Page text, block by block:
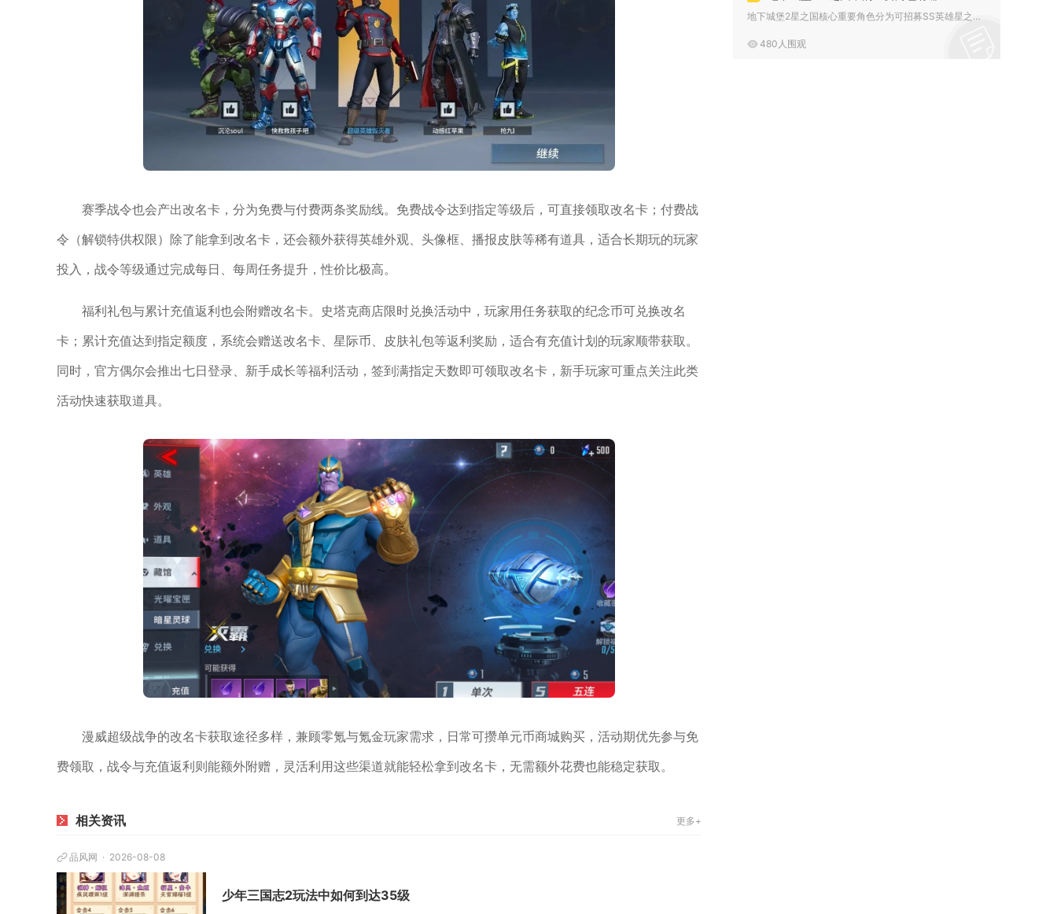
赛季战令也会产出改名卡，分为免费与付费两条奖励线。免费战令达到指定等级后，可直接领取改名卡；付费战
令（解锁特供权限）除了能拿到改名卡，还会额外获得英雄外观、头像框、播报皮肤等稀有道具，适合长期玩的玩家
投入，战令等级通过完成每日、每周任务提升，性价比极高。
福利礼包与累计充值返利也会附赠改名卡。史塔克商店限时兑换活动中，玩家用任务获取的纪念币可兑换改名
卡；累计充值达到指定额度，系统会赠送改名卡、星际币、皮肤礼包等返利奖励，适合有充值计划的玩家顺带获取。
同时，官方偶尔会推出七日登录、新手成长等福利活动，签到满指定天数即可领取改名卡，新手玩家可重点关注此类
活动快速获取道具。
漫威超级战争的改名卡获取途径多样，兼顾零氪与氪金玩家需求，日常可攒单元币商城购买，活动期优先参与免
费领取，战令与充值返利则能额外附赠，灵活利用这些渠道就能轻松拿到改名卡，无需额外花费也能稳定获取。
相关资讯 更多+
品风网 2026-08-08
少年三国志2玩法中如何到达35级
地下城堡2星之国核心重要角色分为可招募SS英雄星之国剑士（云...
480人围观